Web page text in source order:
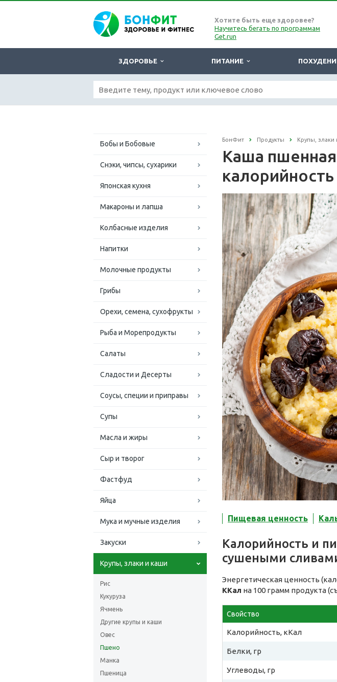
Хотите быть еще здоровее?
Научитесь бегать по программам
Get.run
ЗДОРОВЬЕ ПИТАНИЕ
Бобы и Бобовые
Снэки, чипсы, сухарики
Японская кухня
Макароны и лапша
Колбасные изделия
Напитки
Молочные продукты
Грибы
Орехи, семена, сухофрукты
Рыба и Морепродукты
Салаты
Сладости и Десерты
Соусы, специи и приправы
Супы
Масла и жиры
Сыр и творог
Фастфуд
Яйца
Мука и мучные изделия
Закуски
Крупы, злаки и каши
Рис
Кукуруза
Ячмень
Другие крупы и каши
Овес
Пшено
Манка
Пшеница
БонФит Продукты Крупы, злаки
Каша
Пищевая ценность
Калорийность и
сушеными
Энергетическая ценность
ККал на 100 грамм продукта
Свойство
Калорийность, кКал
Белки, гр
Углеводы, гр